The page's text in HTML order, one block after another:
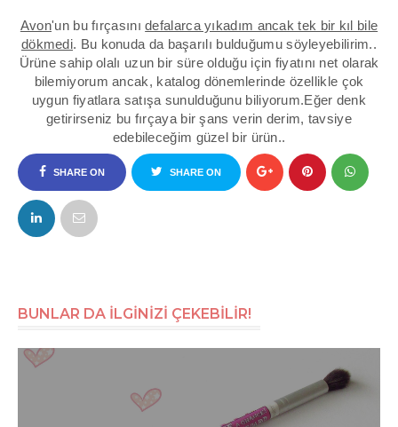
Avon'un bu fırçasınıdefalarca yıkadım ancak tek bir kıl bile
dökmedi. Bu konuda da başarılı bulduğumu söyleyebilirim..
Ürüne sahip olalı uzun bir süre olduğu için fiyatını net olarak
bilemiyorum ancak, katalog dönemlerinde özellikle çok
uygun fiyatlara satışa sunulduğunu biliyorum.Eğer denk
getirirseniz bu fırçaya bir şans verin derim, tavsiye
edebileceğim güzel bir ürün..
SHARE ON
FACEBOOK
SHARE ON
BUNLAR DA İLGİNİZİ ÇEKEBİLİR!